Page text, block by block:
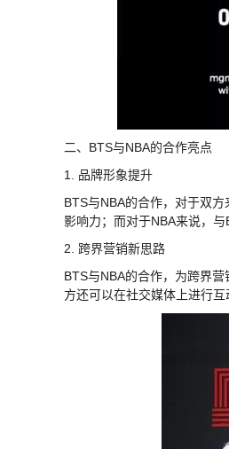
二、BTS与NBA的合作亮点
1. 品牌形象提升
BTS与NBA的合作，对于双
影响力；而对于NBA来说，
2. 跨界营销新思路
BTS与NBA的合作，为跨界
方还可以在社交媒体上进行互